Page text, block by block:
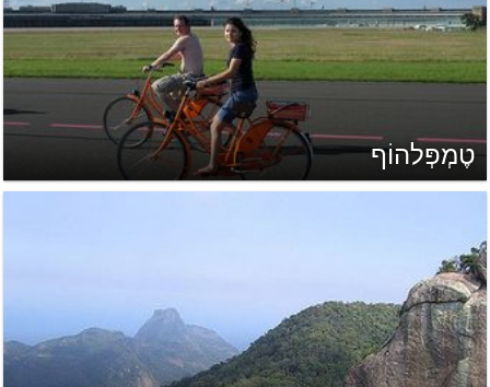
טֶמְפְּלהוֹף